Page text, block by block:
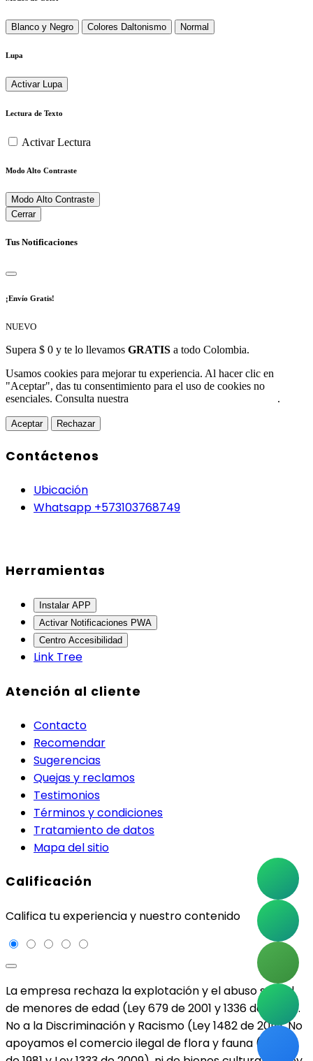
Blanco y Negro Colores Daltonismo Normal
Lupa
Activar Lupa
Lectura de Texto
Activar Lectura
Modo Alto Contraste
Modo Alto Contraste
Cerrar
Tus Notificaciones
¡Envío Gratis!
NUEVO
Supera $ 0 y te lo llevamos GRATIS a todo Colombia.
Usamos cookies para mejorar tu experiencia. Al hacer clic en
"Aceptar", das tu consentimiento para el uso de cookies no
esenciales. Consulta nuestra
.
Aceptar Rechazar
Contáctenos
Ubicación
Whatsapp +573103768749
Herramientas
Instalar APP
Activar Notificaciones PWA
Centro Accesibilidad
Link Tree
Atención al cliente
Contacto
Recomendar
Sugerencias
Quejas y reclamos
Testimonios
Términos y condiciones
Tratamiento de datos
Mapa del sitio
Calificación
Califica tu experiencia y nuestro contenido
La empresa rechaza la explotación y el abuso sexual
de menores de edad (Ley 679 de 2001 y 1336 de 2009).
No a la Discriminación y Racismo (Ley 1482 de 2011). No
apoyamos el comercio ilegal de flora y fauna (Ley 17